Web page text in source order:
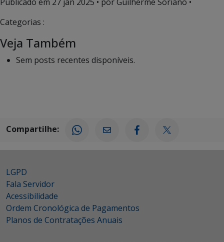
Categorias :
Veja Também
Sem posts recentes disponíveis.
Compartilhe:
LGPD
Fala Servidor
Acessibilidade
Ordem Cronológica de Pagamentos
Planos de Contratações Anuais